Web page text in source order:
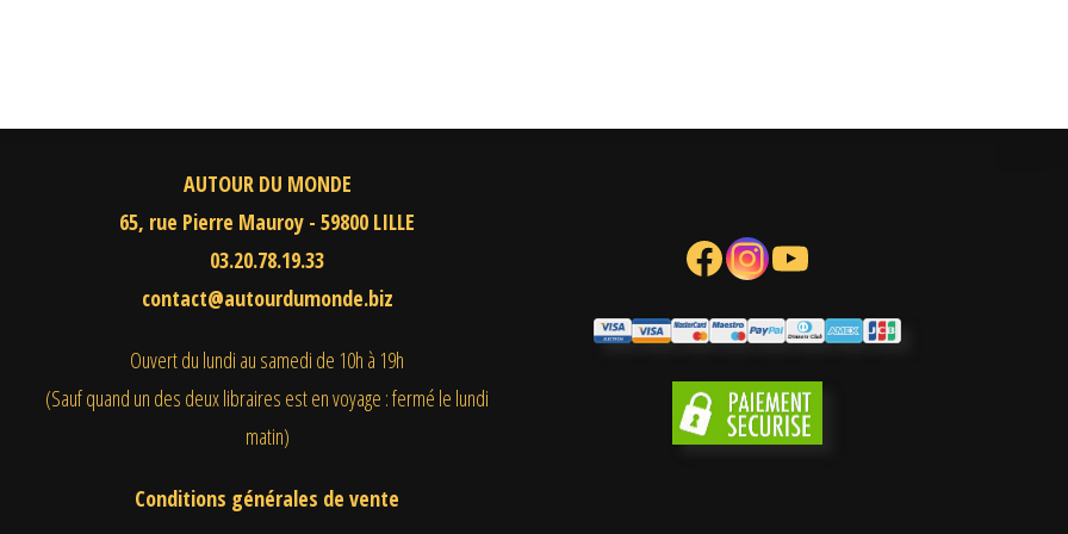
AUTOUR DU MONDE
65, rue Pierre Mauroy - 59800 LILLE
03.20.78.19.33
contact@autourdumonde.biz
Ouvert du lundi au samedi de 10h à 19h
(Sauf quand un des deux libraires est en voyage : fermé le lundi
matin)
Conditions générales de vente
Facebook Instagram YouTube